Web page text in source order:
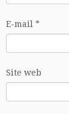
E-mail *
Site web